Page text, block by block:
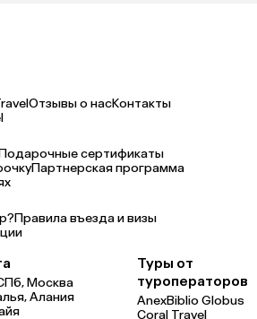
Отзывы о насКонтакты
сертификаты
Партнерская программа
Правила въезда и визы
Москва
Алания
Туры от
туроператоров
AnexBiblio Globus
Coral Travel